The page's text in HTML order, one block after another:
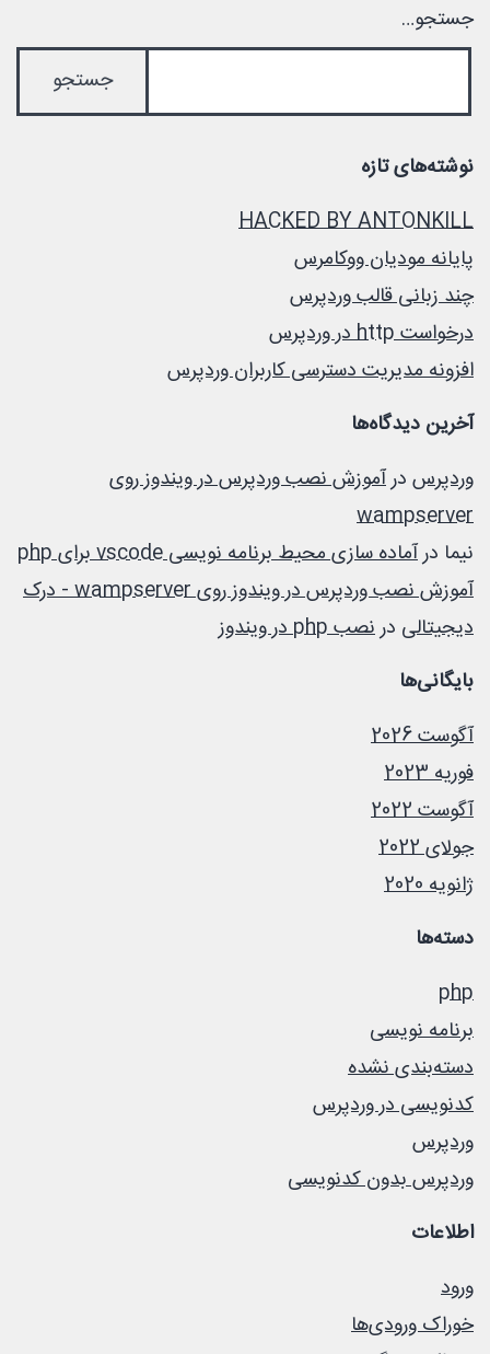
جستجو…
نوشته‌های تازه
HACKED BY ANTONKILL
پایانه مودیان ووکامرس
چند زبانی قالب وردپرس
درخواست http در وردپرس
افزونه مدیریت دسترسی کاربران وردپرس
آخرین دیدگاه‌ها
وردپرس درآموزش نصب وردپرس در ویندوز روی
wampserver
نیما درآماده سازی محیط برنامه نویسی vscode برای php
آموزش نصب وردپرس در ویندوز روی wampserver - درک
دیجیتالی درنصب php در ویندوز
بایگانی‌ها
آگوست 2026
فوریه 2023
آگوست 2022
جولای 2022
ژانویه 2020
دسته‌ها
php
برنامه نویسی
دسته‌بندی نشده
کدنویسی در وردپرس
وردپرس
وردپرس بدون کدنویسی
اطلاعات
ورود
خوراک ورودی‌ها